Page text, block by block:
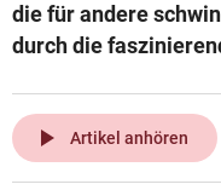
die für andere
durch die
play_arrow Artikel anhören